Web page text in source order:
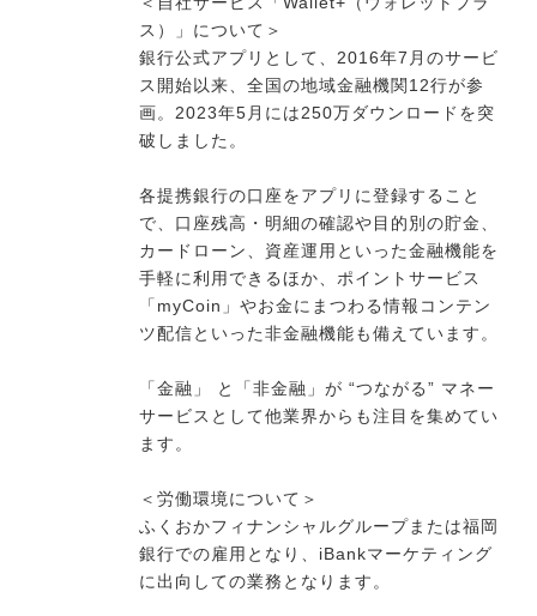
ス）」について＞
銀行公式アプリとして、2016年7月のサービ
ス開始以来、全国の地域金融機関12行が参
画。2023年5月には250万ダウンロードを突
破しました。
各提携銀行の口座をアプリに登録すること
で、口座残高・明細の確認や目的別の貯金、
カードローン、資産運用といった金融機能を
手軽に利用できるほか、ポイントサービス
「myCoin」やお金にまつわる情報コンテン
ツ配信といった非金融機能も備えています。
「金融」 と「非金融」が “つながる” マネー
サービスとして他業界からも注目を集めてい
ます。
＜労働環境について＞
ふくおかフィナンシャルグループまたは福岡
銀行での雇用となり、iBankマーケティング
に出向しての業務となります。